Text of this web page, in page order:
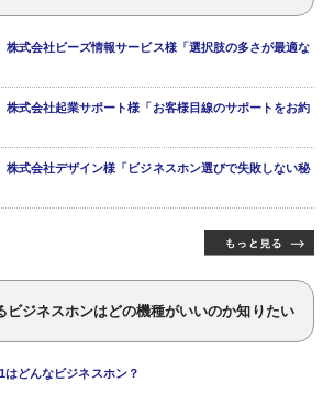
株式会社ビーズ情報サービス様「選択肢の多さが最適な
株式会社起業サポート様「お客様目線のサポートをお約
株式会社デザイン様「ビジネスホン選びで失敗しない秘
ビジネスホンはどの機種がいいのか知りたい
はどんなビジネスホン？